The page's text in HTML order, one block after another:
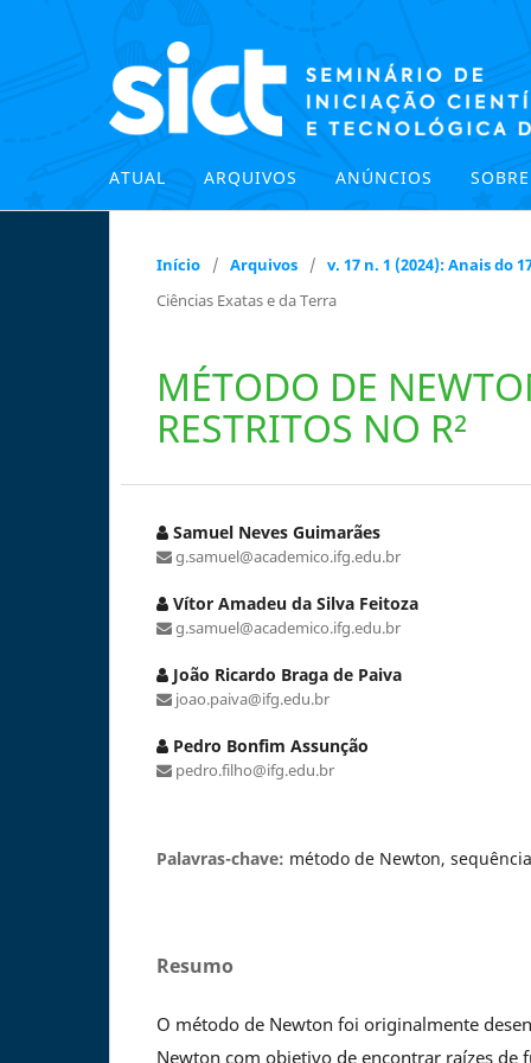
ATUAL ARQUIVOS ANÚNCIOS
Início / Arquivos / v. 17 n. 1 (2024): Anais do
Ciências Exatas e da Terra
MÉTODO DE
RESTRITOS NO R²
Samuel Neves Guimarães
g.samuel@academico.ifg.edu.br
Vítor Amadeu da Silva Feitoza
g.samuel@academico.ifg.edu.br
João Ricardo Braga de Paiva
joao.paiva@ifg.edu.br
Pedro Bonfim Assunção
pedro.filho@ifg.edu.br
Palavras-chave: método de Newton,
Resumo
O método de Newton foi originalmente
Newton com objetivo de encontrar raízes de